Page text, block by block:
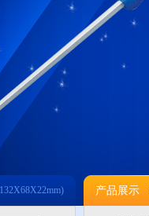
产品展示